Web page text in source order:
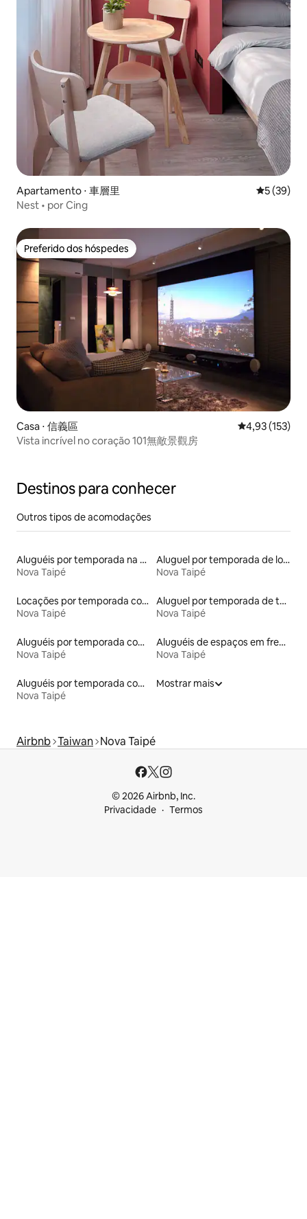
Apartamento ⋅ 車層里 5 de uma
5 (39)
Nest • por Cing
Preferido dos hóspedes
Preferido dos hóspedes
Casa ⋅ 信義區 4,93 de uma
4,93 (153)
Vista incrível no coração 101無敵景觀房
Destinos para conhecer
Outros tipos de acomodações
Aluguéis por temporada na orla
Nova Taipé
Aluguel por temporada de lofts
Nova Taipé
Locações por temporada com piscina
Nova Taipé
Aluguel por temporada de townhouses
Nova Taipé
Aluguéis por temporada com sauna
Nova Taipé
Aluguéis de espaços em frente à praia
Nova Taipé
Aluguéis por temporada com acesso à praia
Nova Taipé
Mostrar mais
Airbnb Taiwan Nova Taipé
© 2026 Airbnb, Inc.
Privacidade
Termos